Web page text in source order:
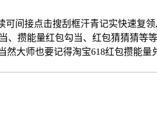
间接点击搜刮框汗青记实快速复领,
、攒能量红包勾当、红包猜猜猜等
大师也要记得淘宝618红包攒能量